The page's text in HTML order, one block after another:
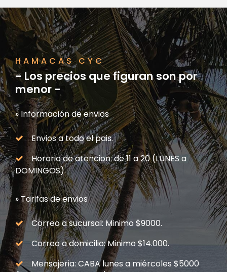
HAMACAS CYC
- Los precios que figuran son por
menor -
» Información de envios
Envios a todo el pais.
Horario de atencion: de 11 a 20 (LUNES a
DOMINGOS).
» Tarifas de envios
Correo a sucursal: Minimo $9000.
Correo a domicilio: Minimo $14.000.
Mensajeria: CABA lunes a miércoles $5000